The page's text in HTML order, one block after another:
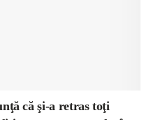
că şi-a retras toţi